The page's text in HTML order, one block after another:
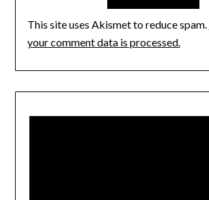
This site uses Akismet to reduce spam.
your comment data is processed.